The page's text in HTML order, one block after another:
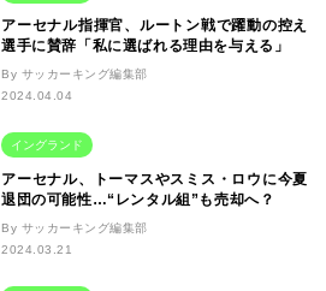
アーセナル指揮官、ルートン戦で躍動の控え
選手に賛辞「私に選ばれる理由を与える」
By サッカーキング編集部
2024.04.04
イングランド
アーセナル、トーマスやスミス・ロウに今夏
退団の可能性…“レンタル組”も売却へ？
By サッカーキング編集部
2024.03.21